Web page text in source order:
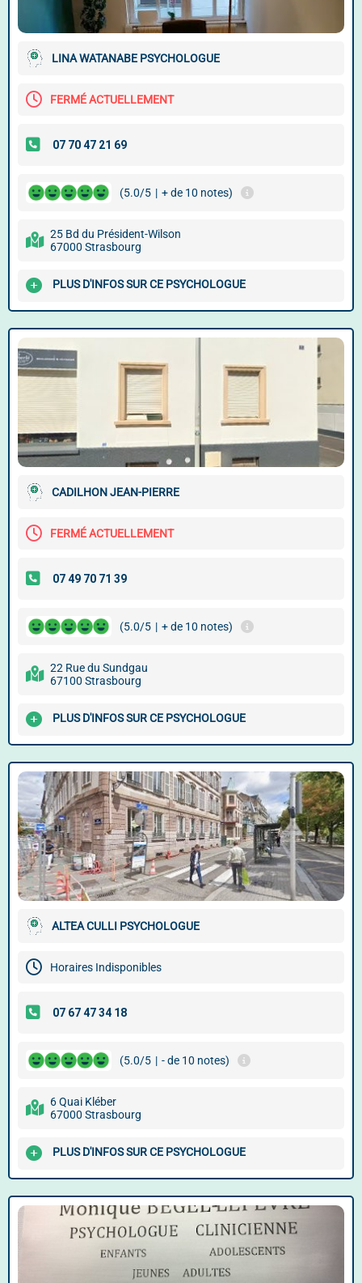
LINA WATANABE PSYCHOLOGUE
FERMÉ ACTUELLEMENT
(5.0/5 | + de 10 notes)
25 Bd du Président-Wilson
67000 Strasbourg
PLUS D'INFOS SUR CE PSYCHOLOGUE
CADILHON JEAN-PIERRE
FERMÉ ACTUELLEMENT
(5.0/5 | + de 10 notes)
22 Rue du Sundgau
67100 Strasbourg
PLUS D'INFOS SUR CE PSYCHOLOGUE
ALTEA CULLI PSYCHOLOGUE
Horaires Indisponibles
(5.0/5 | - de 10 notes)
6 Quai Kléber
67000 Strasbourg
PLUS D'INFOS SUR CE PSYCHOLOGUE